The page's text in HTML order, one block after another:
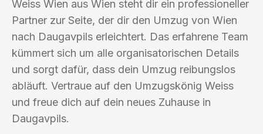
Weiss Wien aus Wien steht dir ein professioneller
Partner zur Seite, der dir den Umzug von Wien
nach Daugavpils erleichtert. Das erfahrene Team
kümmert sich um alle organisatorischen Details
und sorgt dafür, dass dein Umzug reibungslos
abläuft. Vertraue auf den Umzugskönig Weiss
und freue dich auf dein neues Zuhause in
Daugavpils.